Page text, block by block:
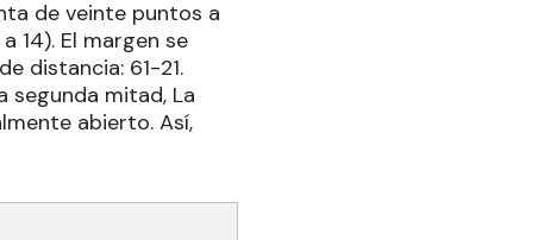
de veinte puntos a
14). El margen se
distancia: 61-21.
segunda mitad, La
abierto. Así,